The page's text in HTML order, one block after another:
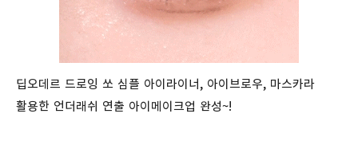
딥오데르 드로잉 쏘 심플 아이라이너, 아이브로우, 마스카라
활용한 언더래쉬 연출 아이메이크업 완성~!